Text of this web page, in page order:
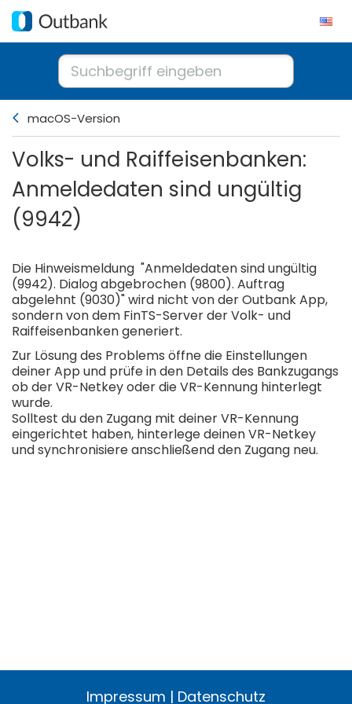
macOS-Version
Volks- und Raiffeisenbanken:
Anmeldedaten sind ungültig
(9942)
Die Hinweismeldung "Anmeldedaten sind ungültig
(9942). Dialog abgebrochen (9800). Auftrag
abgelehnt (9030)" wird nicht von der Outbank App,
sondern von dem FinTS-Server der Volk- und
Raiffeisenbanken generiert.
Zur Lösung des Problems öffne die Einstellungen
deiner App und prüfe in den Details des Bankzugangs
ob der VR-Netkey oder die VR-Kennung hinterlegt
wurde.
Solltest du den Zugang mit deiner VR-Kennung
eingerichtet haben, hinterlege deinen VR-Netkey
und synchronisiere anschließend den Zugang neu.
Impressum | Datenschutz